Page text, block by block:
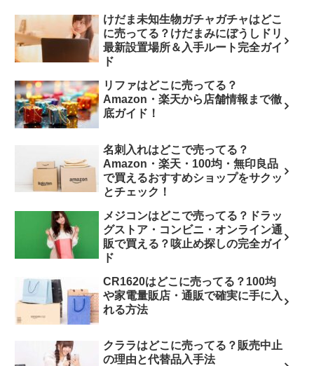
けだま未知生物ガチャガチャはどこ
に売ってる？けだまみにぼうしドリ
最新設置場所＆入手ルート完全ガイ
ド
リファはどこに売ってる？
Amazon・楽天から店舗情報まで徹
底ガイド！
名刺入れはどこで売ってる？
Amazon・楽天・100均・無印良品
で買えるおすすめショップをサクッ
とチェック！
メジコンはどこで売ってる？ドラッ
グストア・コンビニ・オンライン通
販で買える？咳止め探しの完全ガイ
ド
CR1620はどこに売ってる？100均
や家電量販店・通販で確実に手に入
れる方法
クララはどこに売ってる？販売中止
の理由と代替品入手法